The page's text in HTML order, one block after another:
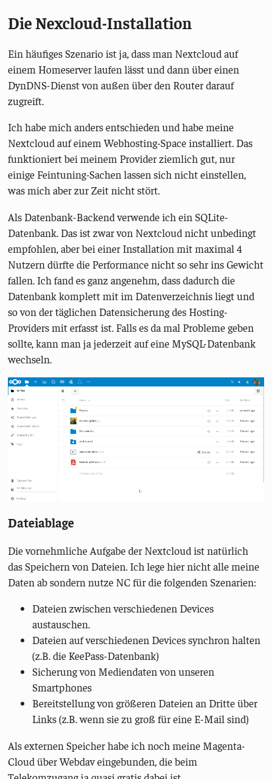
Die Nexcloud-Installation
Ein häufiges Szenario ist ja, dass man Nextcloud auf
einem Homeserver laufen lässt und dann über einen
DynDNS-Dienst von außen über den Router darauf
zugreift.
Ich habe mich anders entschieden und habe meine
Nextcloud auf einem Webhosting-Space installiert. Das
funktioniert bei meinem Provider ziemlich gut, nur
einige Feintuning-Sachen lassen sich nicht einstellen,
was mich aber zur Zeit nicht stört.
Als Datenbank-Backend verwende ich ein SQLite-
Datenbank. Das ist zwar von Nextcloud nicht unbedingt
empfohlen, aber bei einer Installation mit maximal 4
Nutzern dürfte die Performance nicht so sehr ins Gewicht
fallen. Ich fand es ganz angenehm, dass dadurch die
Datenbank komplett mit im Datenverzeichnis liegt und
so von der täglichen Datensicherung des Hosting-
Providers mit erfasst ist. Falls es da mal Probleme geben
sollte, kann man ja jederzeit auf eine MySQL-Datenbank
wechseln.
Dateiablage
Die vornehmliche Aufgabe der Nextcloud ist natürlich
das Speichern von Dateien. Ich lege hier nicht alle meine
Daten ab sondern nutze NC für die folgenden Szenarien:
Dateien zwischen verschiedenen Devices
austauschen.
Dateien auf verschiedenen Devices synchron halten
(z.B. die KeePass-Datenbank)
Sicherung von Mediendaten von unseren
Smartphones
Bereitstellung von größeren Dateien an Dritte über
Links (z.B. wenn sie zu groß für eine E-Mail sind)
Als externen Speicher habe ich noch meine Magenta-
Cloud über Webdav eingebunden, die beim